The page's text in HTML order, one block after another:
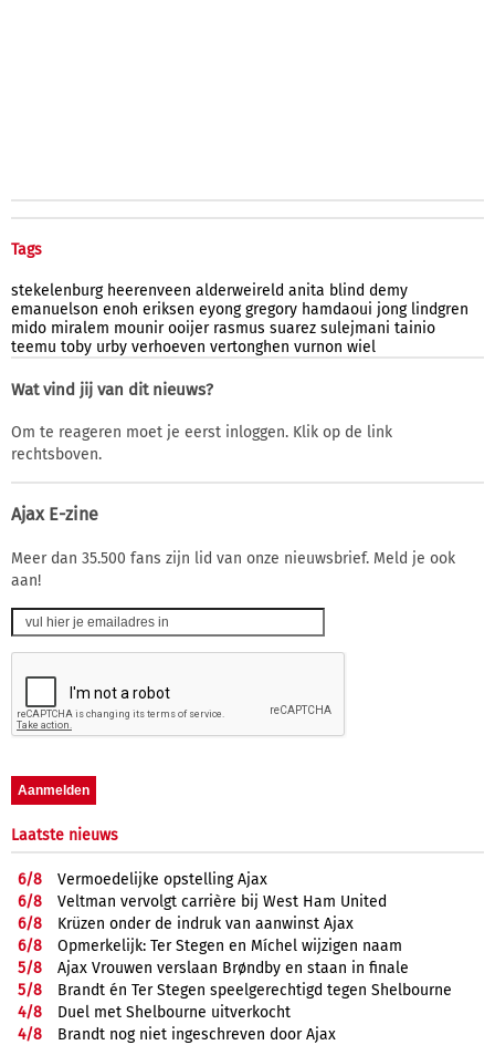
Tags
stekelenburg heerenveen alderweireld anita blind demy
emanuelson enoh eriksen eyong gregory hamdaoui jong lindgren
mido miralem mounir ooijer rasmus suarez sulejmani tainio
teemu toby urby verhoeven vertonghen vurnon wiel
Wat vind jij van dit nieuws?
Om te reageren moet je eerst inloggen. Klik op de link
rechtsboven.
Ajax E-zine
Meer dan 35.500 fans zijn lid van onze nieuwsbrief. Meld je ook
aan!
Laatste nieuws
6/8
Vermoedelijke opstelling Ajax
6/8
Veltman vervolgt carrière bij West Ham United
6/8
Krüzen onder de indruk van aanwinst Ajax
6/8
Opmerkelijk: Ter Stegen en Míchel wijzigen naam
5/8
Ajax Vrouwen verslaan Brøndby en staan in finale
5/8
Brandt én Ter Stegen speelgerechtigd tegen Shelbourne
4/8
Duel met Shelbourne uitverkocht
4/8
Brandt nog niet ingeschreven door Ajax